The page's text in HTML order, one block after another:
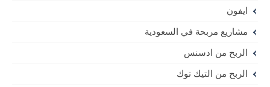
ايفون
مشاريع مربحة في السعودية
الربح من ادسنس
الربح من التيك توك